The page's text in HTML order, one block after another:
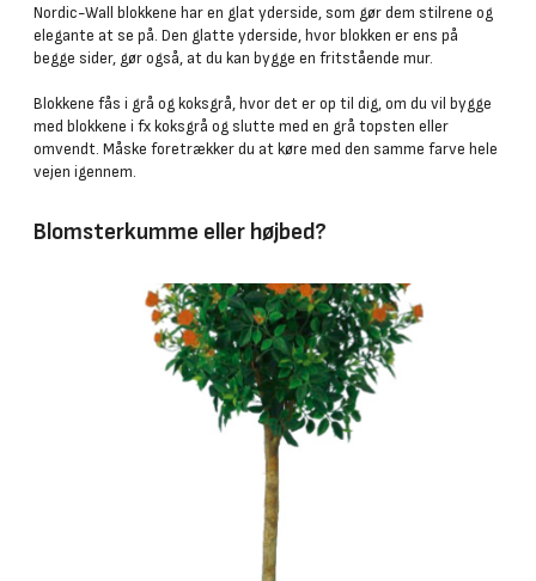
Nordic-Wall blokkene har en glat yderside, som gør dem stilrene og
elegante at se på. Den glatte yderside, hvor blokken er ens på
begge sider, gør også, at du kan bygge en fritstående mur.
Blokkene fås i grå og koksgrå, hvor det er op til dig, om du vil bygge
med blokkene i fx koksgrå og slutte med en grå topsten eller
omvendt. Måske foretrækker du at køre med den samme farve hele
vejen igennem.
Blomsterkumme eller højbed?